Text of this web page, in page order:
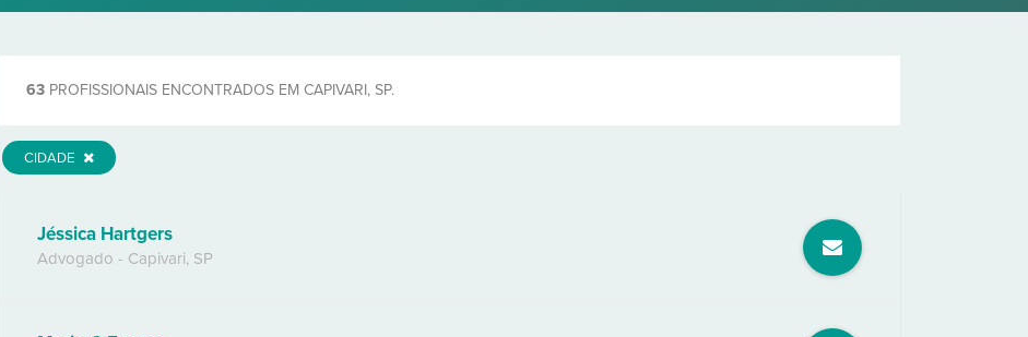
63 PROFISSIONAIS ENCONTRADOS EM CAPIVARI, SP.
CIDADE
Jéssica Hartgers
Advogado - Capivari, SP